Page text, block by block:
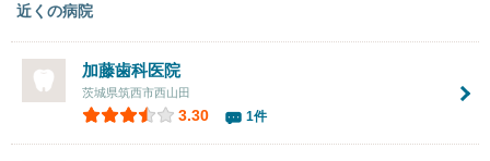
近くの病院
加藤歯科医院
茨城県筑西市西山田
3.30 1件